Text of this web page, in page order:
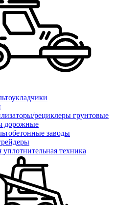
рециклеры грунтовые
дорожные
заводы
уплотнительная техника